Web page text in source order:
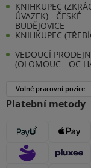
KNIHKUPEC
ÚVAZEK) - ČESKÉ
BUDĚJOVICE
KNIHKUPEC
VEDOUCÍ
(OLOMOUC - OC
Volné pracovní pozice
Platební metody